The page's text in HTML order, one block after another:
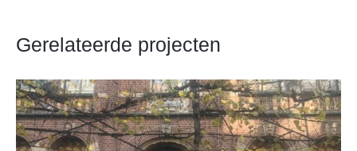
Gerelateerde projecten